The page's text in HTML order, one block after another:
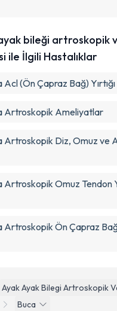
Ayak Ayak Bilegi Artroskopik
Buca
bileği artroskopik
ile İlgili Hastalıklar
Acl (Ön Çapraz Bağ) Yırtığı
Artroskopik Ameliyatlar
Artroskopik Diz, Omuz ve
Artroskopik Omuz Tendon
Artroskopik Ön Çapraz